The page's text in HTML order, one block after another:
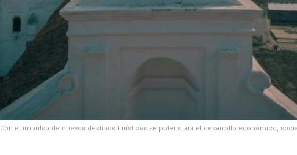
Con el impulso de nuevos destinos turísticos se potenciará el desarrollo económico,